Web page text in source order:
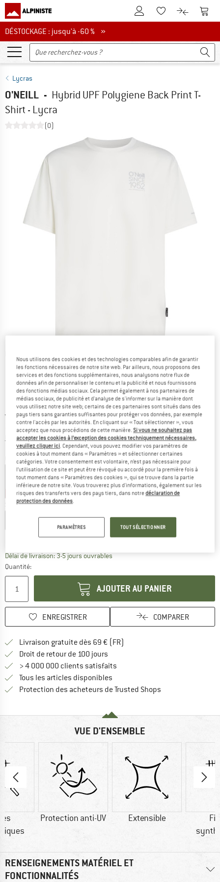
Vers le compte client
Vers la liste
Vers le
DÉSTOCKAGE : jusqu'à -60 %
DÉSTOCKAGE : jusqu'à -60 % »
Lycras
O'NEILL - Hybrid UPF Polygiene Back Print T-
Shirt - Lycra
(0)
Prix initial :
44,95€
Prix:
29,22€ TVA incl.
hors Frais de livraisonInformations sur les frais de livraison. Ouvre une
Couleur:Snow White
-35 % -35 %
Sélectionner taille:
S M L XL XXL
Guide des tailles
Délai de livraison: 3-5 jours ouvrablesLe lien s'ouvre dans une boîte
Quantité:
AJOUTER AU PANIER
ENREGISTRER COMPARER
Livraison gratuite dès 69 € (FR)
Droit de retour de 100 jours
> 4 000 000 clients satisfaits
Tous les articles disponibles
Protection des acheteurs de Trusted Shops
VUE D'ENSEMBLE
Protection anti-UV Extensible
RENSEIGNEMENTS MATÉRIEL ET
FONCTIONNALITÉS
Nous utilisons des cookies et des technologies comparables afin de garantir
les fonctions nécessaires de notre site web. Par ailleurs, nous proposons des
services et des fonctions supplémentaires, nous analysons notre flux de
données afin de personnaliser le contenu et la publicité et nous fournissons
des fonctions médias sociaux. Cela permet également à nos partenaires de
médias sociaux, de publicité et d'analyse de s'informer sur la manière dont
vous utilisez notre site web; certains de ces partenaires sont situés dans des
pays tiers sans garanties suffisantes pour protéger vos données, par exemple
contre l'accès par les autorités. En cliquant sur « Tout sélectionner », vous
acceptez que nous procédions de cette manière.Si vous ne souhaitez pas
accepter les cookies à l’exception des cookies techniquement nécessaires,
veuillez cliquer ici. Cependant, vous pouvez modifier vos paramètres de
cookies à tout moment dans « Paramètres » et sélectionner certaines
catégories. Votre consentement est volontaire, n’est pas nécessaire pour
l’utilisation de ce site et peut être révoqué ou accordé pour la première fois à
tout moment dans « Paramètres des cookies », qui se trouve dans la partie
inférieure de notre site. Vous trouverez plus d'informations, également sur les
risques des transferts vers des pays tiers, dans notredéclaration de
protection des données.
PARAMÈTRES TOUT SÉLECTIONNER